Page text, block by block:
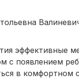
эффективные
появлением
в комфортном